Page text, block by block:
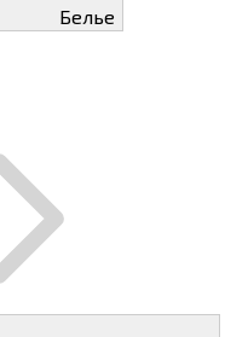
Белье